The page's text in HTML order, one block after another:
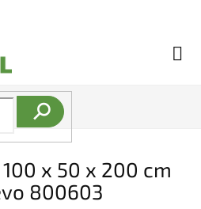
x 50 x 200 cm
800603